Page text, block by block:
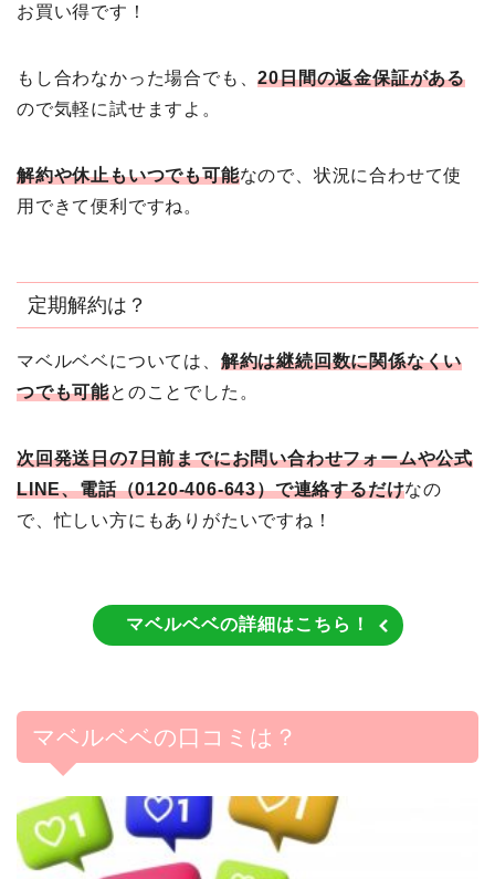
お買い得です！
もし合わなかった場合でも、20日間の返金保証がある
ので気軽に試せますよ。
解約や休止もいつでも可能なので、状況に合わせて使
用できて便利ですね。
定期解約は？
マベルベベについては、 解約は継続回数に関係なくい
つでも可能とのことでした。
次回発送日の7日前までにお問い合わせフォームや公式
LINE、電話（0120-406-643）で連絡するだけなの
で、忙しい方にもありがたいですね！
マベルベベの詳細はこちら！
マベルベベの口コミは？